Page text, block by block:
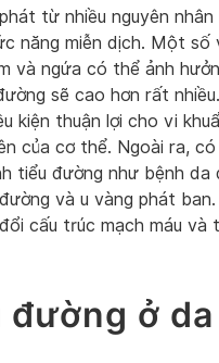
từ nhiều nguyên nhân
năng miễn dịch. Một số
và ngứa có thể ảnh
sẽ cao hơn rất
kiện thuận lợi cho vi
của cơ thể. Ngoài ra,
tiểu đường như bệnh da
và u vàng phát
cấu trúc mạch máu và
ở da